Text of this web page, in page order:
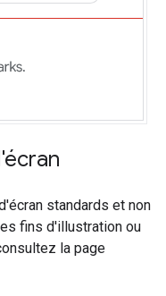
standards et non
fins d'illustration ou
la page